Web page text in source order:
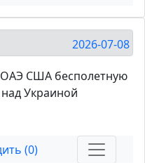
2026-07-08
США бесполетную
Украиной
(0)